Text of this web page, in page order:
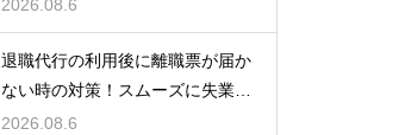
2026.08.6
退職代行の利用後に離職票が届か
ない時の対策！スムーズに失業保
険をもらう
2026.08.6